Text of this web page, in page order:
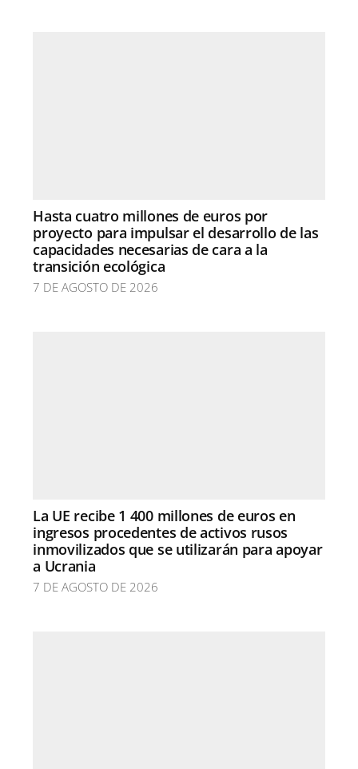
Hasta cuatro millones de euros por
proyecto para impulsar el desarrollo de las
capacidades necesarias de cara a la
transición ecológica
7 DE AGOSTO DE 2026
La UE recibe 1 400 millones de euros en
ingresos procedentes de activos rusos
inmovilizados que se utilizarán para apoyar
a Ucrania
7 DE AGOSTO DE 2026